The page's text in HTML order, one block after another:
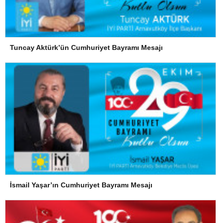
Tuncay Aktürk’ün Cumhuriyet Bayramı Mesajı
İsmail Yaşar’ın Cumhuriyet Bayramı Mesajı